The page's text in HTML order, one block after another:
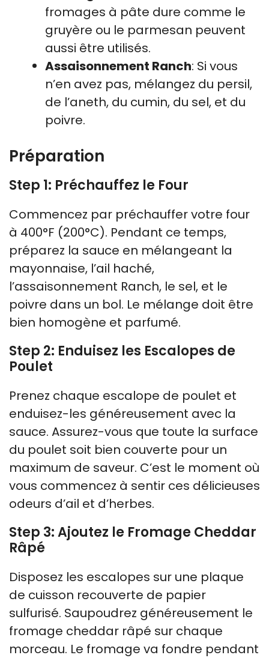
fromages à pâte dure comme le
gruyère ou le parmesan peuvent
aussi être utilisés.
Assaisonnement Ranch: Si vous
n’en avez pas, mélangez du persil,
de l’aneth, du cumin, du sel, et du
poivre.
Préparation
Step 1: Préchauffez le Four
Commencez par préchauffer votre four
à 400°F (200°C). Pendant ce temps,
préparez la sauce en mélangeant la
mayonnaise, l’ail haché,
l’assaisonnement Ranch, le sel, et le
poivre dans un bol. Le mélange doit être
bien homogène et parfumé.
Step 2: Enduisez les Escalopes de
Poulet
Prenez chaque escalope de poulet et
enduisez-les généreusement avec la
sauce. Assurez-vous que toute la surface
du poulet soit bien couverte pour un
maximum de saveur. C’est le moment où
vous commencez à sentir ces délicieuses
odeurs d’ail et d’herbes.
Step 3: Ajoutez le Fromage Cheddar
Râpé
Disposez les escalopes sur une plaque
de cuisson recouverte de papier
sulfurisé. Saupoudrez généreusement le
fromage cheddar râpé sur chaque
morceau. Le fromage va fondre pendant